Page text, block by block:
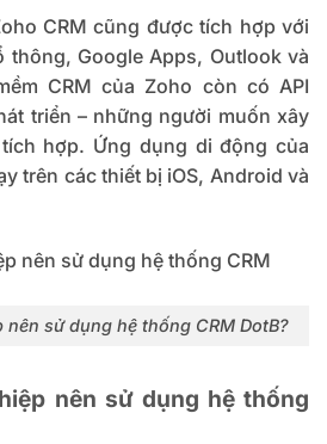
CRM cũng được tích hợp với
thông, Google Apps, Outlook và
CRM của Zoho còn có API
triển – những người muốn xây
hợp. Ứng dụng di động của
trên các thiết bị iOS, Android và
sử dụng hệ thống CRM DotB?
nên sử dụng hệ thống